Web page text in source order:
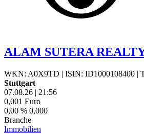
ALAM SUTERA
WKN: A0X9TD | ISIN: ID1000108400 |
Stuttgart
07.08.26 | 21:56
0,001 Euro
0,00 % 0,000
Branche
Immobilien